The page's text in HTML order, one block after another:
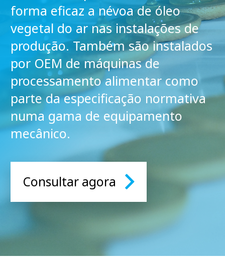
forma eficaz a névoa de óleo
vegetal do ar nas instalações de
produção. Também são instalados
por OEM de máquinas de
processamento alimentar como
parte da especificação normativa
numa gama de equipamento
mecânico.
Consultar agora